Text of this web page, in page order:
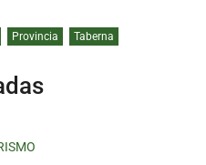
Provincia Taberna